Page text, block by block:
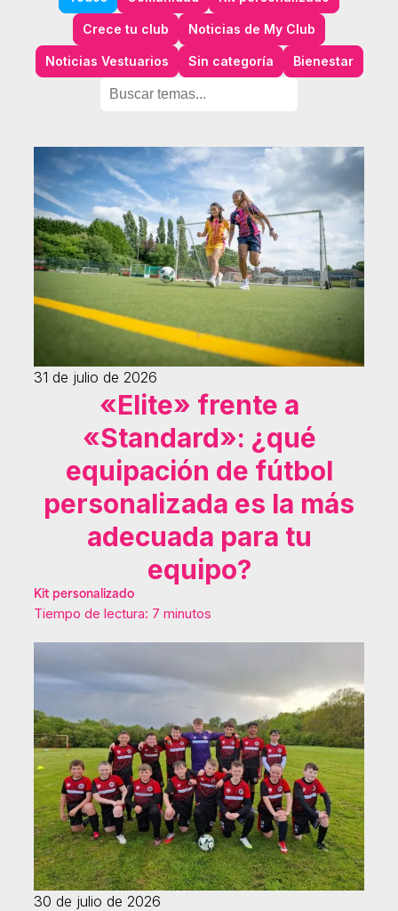
Crece tu club Noticias de My Club
Noticias Vestuarios Sin categoría Bienestar
31 de julio de 2026
«Elite» frente a
«Standard»: ¿qué
equipación de fútbol
personalizada es la más
adecuada para tu
equipo?
Kit personalizado
Tiempo de lectura: 7 minutos
30 de julio de 2026